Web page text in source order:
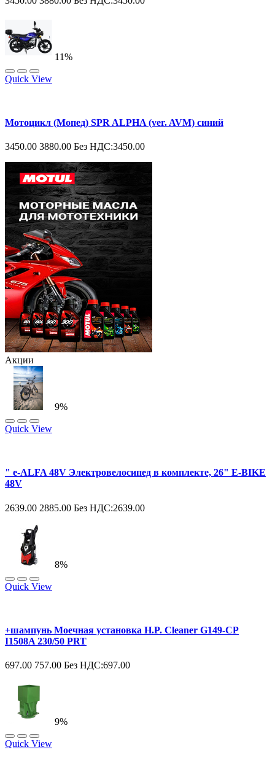
11%
Quick View
Мотоцикл (Мопед) SPR ALPHA (ver. AVM) синий
3450.00 3880.00 Без НДС:3450.00
Акции
9%
Quick View
" e-ALFA 48V Электровелосипед в комплекте, 26" E-BIKE
48V
2639.00 2885.00 Без НДС:2639.00
8%
Quick View
+шампунь Моечная установка H.P. Cleaner G149-CP
I1508A 230/50 PRT
697.00 757.00 Без НДС:697.00
9%
Quick View